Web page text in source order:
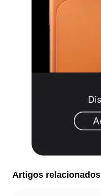
Artigos relacionados